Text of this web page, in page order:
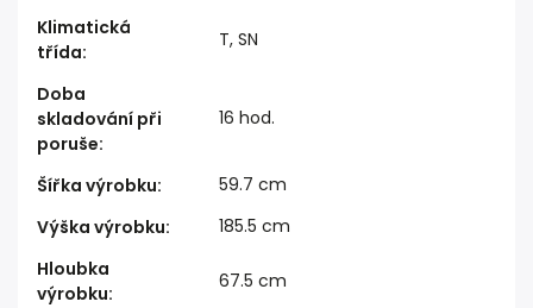
Klimatická
třída:
T, SN
Doba
skladování při
poruše:
16 hod.
Šířka výrobku:
59.7 cm
Výška výrobku:
185.5 cm
Hloubka
výrobku:
67.5 cm